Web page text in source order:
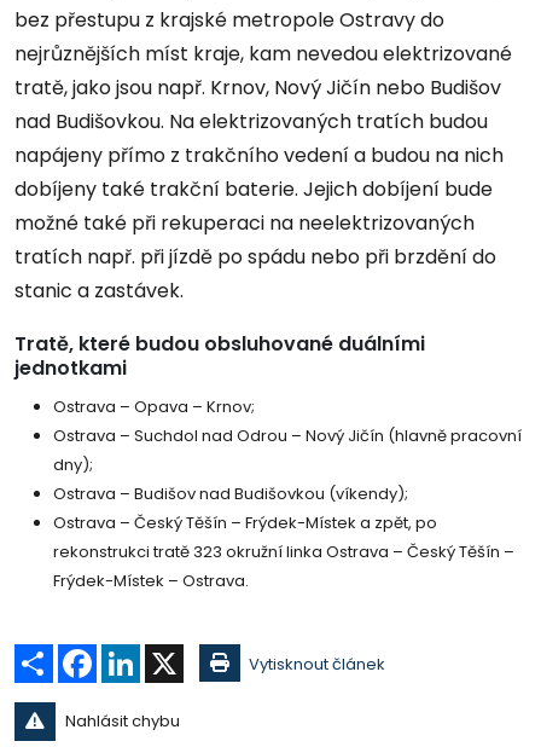
bez přestupu z krajské metropole Ostravy do
nejrůznějších míst kraje, kam nevedou elektrizované
tratě, jako jsou např. Krnov, Nový Jičín nebo Budišov
nad Budišovkou. Na elektrizovaných tratích budou
napájeny přímo z trakčního vedení a budou na nich
dobíjeny také trakční baterie. Jejich dobíjení bude
možné také při rekuperaci na neelektrizovaných
tratích např. při jízdě po spádu nebo při brzdění do
stanic a zastávek.
Tratě, které budou obsluhované duálními
jednotkami
Ostrava – Opava – Krnov;
Ostrava – Suchdol nad Odrou – Nový Jičín (hlavně pracovní
dny);
Ostrava – Budišov nad Budišovkou (víkendy);
Ostrava – Český Těšín – Frýdek-Místek a zpět, po
rekonstrukci tratě 323 okružní linka Ostrava – Český Těšín –
Frýdek-Místek – Ostrava.
Sdílet Facebook
LinkedIn Vytisknout článek
Nahlásit chybu